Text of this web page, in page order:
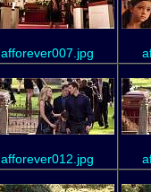
afforever007.jpg
afforever012.jpg